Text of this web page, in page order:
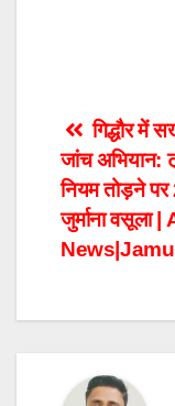
Post
गिद्धौर में
जांच अभियान:
नियम तोड़ने पर
जुर्माना वसूला |